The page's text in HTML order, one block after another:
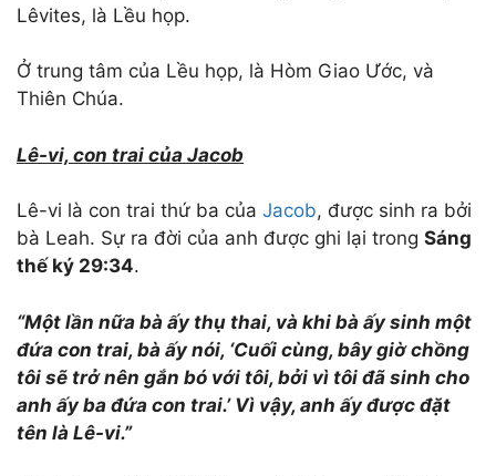
Lêvites, là Lều họp.
Ở trung tâm của Lều họp, là Hòm Giao Ước, và
Thiên Chúa.
Lê-vi, con trai của Jacob
Lê-vi là con trai thứ ba của Jacob, được sinh ra bởi
bà Leah. Sự ra đời của anh được ghi lại trong Sáng
thế ký 29:34.
“Một lần nữa bà ấy thụ thai, và khi bà ấy sinh một
đứa con trai, bà ấy nói, ‘Cuối cùng, bây giờ chồng
tôi sẽ trở nên gắn bó với tôi, bởi vì tôi đã sinh cho
anh ấy ba đứa con trai.’ Vì vậy, anh ấy được đặt
tên là Lê-vi.”